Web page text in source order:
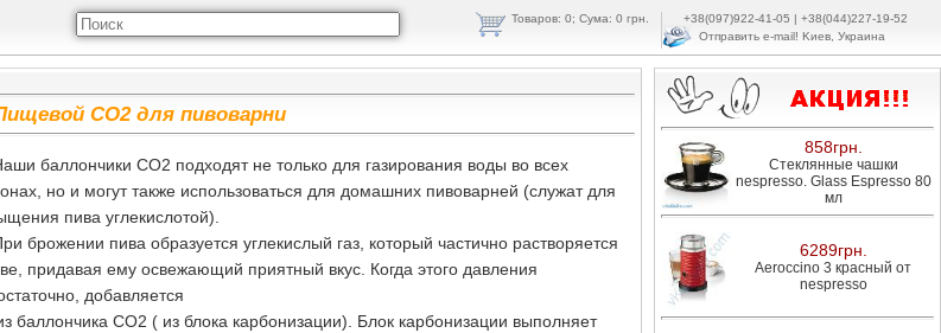
Товаров: 0; Cума: 0 грн.
+38(097)922-41-05 | +38(044)227-19-52
Отправить e-mail! Kиeв, Укpaинa
CO2 для пивоварни
баллончики CO2 подходят не только для газирования воды во всех
но и могут также использоваться для домашних пивоварней (служат для
пива углекислотой).
брожении пива образуется углекислый газ, который частично растворяется
придавая ему освежающий приятный вкус. Когда этого давления
добавляется
баллончика CO2 ( из блока карбонизации). Блок карбонизации выполняет
858грн.
Стеклянные чашки
nespresso. Glass Espresso 80
мл
6289грн.
Aeroccino 3 красный от
nespresso